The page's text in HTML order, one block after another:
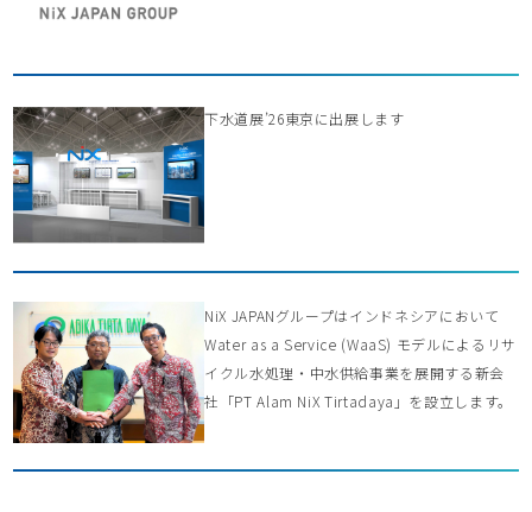
下水道展’26東京に出展します
NiX JAPANグループはインドネシアにおいて
Water as a Service (WaaS) モデルによるリサ
イクル水処理・中水供給事業を展開する新会
社「PT Alam NiX Tirtadaya」を設立します。